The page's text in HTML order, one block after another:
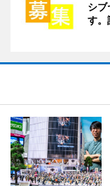
シブ
す。